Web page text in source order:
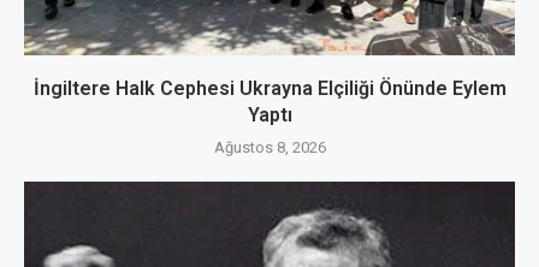
İngiltere Halk Cephesi Ukrayna Elçiliği Önünde Eylem
Yaptı
Ağustos 8, 2026